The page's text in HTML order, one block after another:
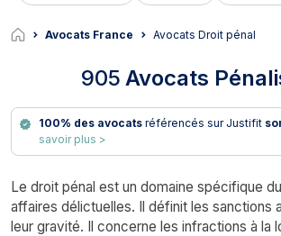
Avocats France Avocats Droit pénal
905 Avocats
100% des avocatsréférencés sur Justifit
savoir plus >
Le droit pénal est un domaine spécifique
affaires délictuelles. Il définit les sanctions
leur gravité. Il concerne les infractions à la